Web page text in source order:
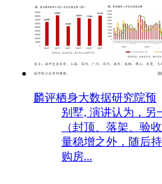
麟评栖身大数据研究院预
别墅, 演讲认为，另
（封顶、落架、验
量稳增之外，随后
购房...